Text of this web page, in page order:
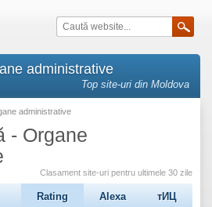
administrative
Top site-uri din Moldova
administrative
- Organe
Clasament site-uri pentru ultimele 30 zile
Rating Alexa тИЦ